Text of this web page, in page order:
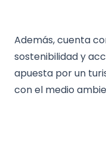
Además, cuenta
sostenibilidad y
apuesta por un
con el medio